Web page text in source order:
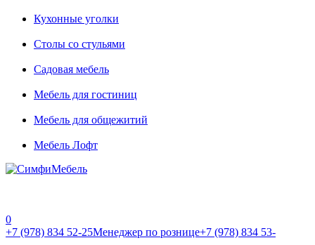
Кухонные уголки
Столы со стульями
Садовая мебель
Мебель для гостиниц
Мебель для общежитий
Мебель Лофт
0
+7 (978) 834 52-25Менеджер по рознице+7 (978) 834 53-